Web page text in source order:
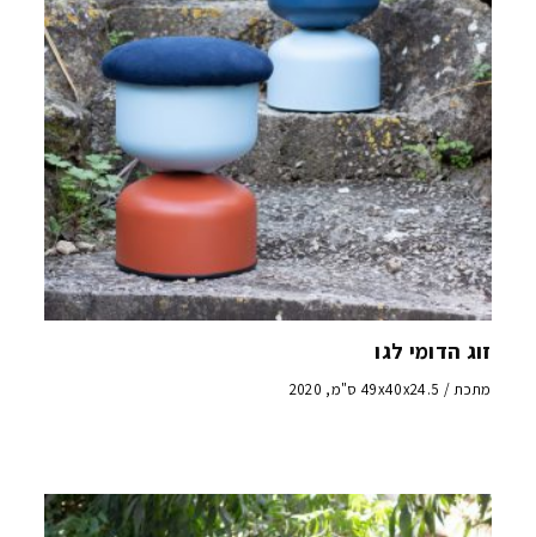
זוג הדומי לגו
מתכת / 49x40x24.5 ס"מ, 2020